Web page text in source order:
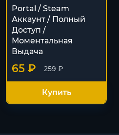
Portal / Steam
Аккаунт / Полный
Доступ /
Моментальная
Выдача
259 ₽
65 ₽
Купить